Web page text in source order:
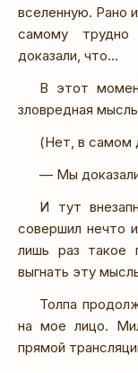
вселенную. Рано
самому
доказали, что…
В этот
зловредная
(Нет, в самом
— Мы
И тут
совершил нечто
лишь раз такое
выгнать эту
Толпа
на мое лицо.
прямой